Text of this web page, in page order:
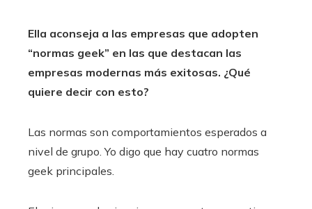
Ella aconseja a las empresas que adopten
“normas geek” en las que destacan las
empresas modernas más exitosas. ¿Qué
quiere decir con esto?
Las normas son comportamientos esperados a
nivel de grupo. Yo digo que hay cuatro normas
geek principales.